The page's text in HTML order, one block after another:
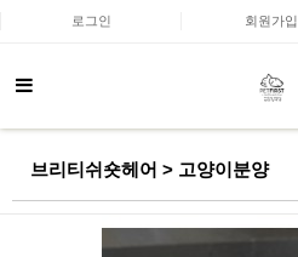
로그인 회원가입
브리티쉬숏헤어 > 고양이분양